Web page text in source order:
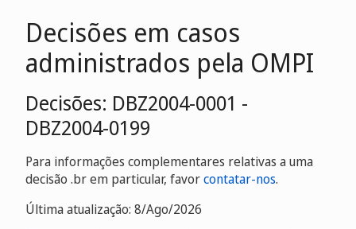
Decisões em casos
administrados pela OMPI
Decisões: DBZ2004-0001 -
DBZ2004-0199
Para informações complementares relativas a uma
decisão .br em particular, favorcontatar-nos.
Última atualização: 8/Ago/2026